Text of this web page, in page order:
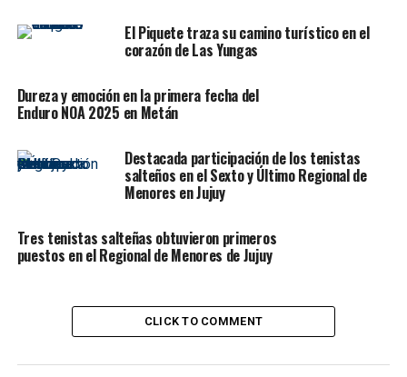
La 7ma edición del “Trasyunga Enduro” se correrá en Jujuy
con más de 200 competidores del país – Imagen:
Por otro lado, el encargado del predio Tierra Brava y
Rocha, puso en valor que se esté ante el séptimo año del
Trasyunga Enduro, que “viene creciendo y elegido por
enduristas del país”, que ya “colmaron la plaza hotelera
Respecto al circuito, detalló que “son 45 kilómetros de
tienen que sortear diferentes obstáculos naturales que
hacen honor al nombre del predio -Tierra Brava-”.
En cuanto a categorías, destacó finalmente que la más
El Piquete traza su camino turístico en el
corazón de Las Yungas
Dureza y emoción en la primera fecha del
Enduro NOA 2025 en Metán
Destacada participación de los tenistas
salteños en el Sexto y Último Regional de
Menores en Jujuy
Tres tenistas salteñas obtuvieron primeros
puestos en el Regional de Menores de Jujuy
CLICK TO COMMENT